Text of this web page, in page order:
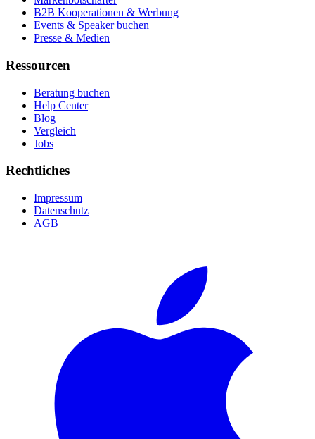
B2B Kooperationen & Werbung
Events & Speaker buchen
Presse & Medien
Ressourcen
Beratung buchen
Help Center
Blog
Vergleich
Jobs
Rechtliches
Impressum
Datenschutz
AGB